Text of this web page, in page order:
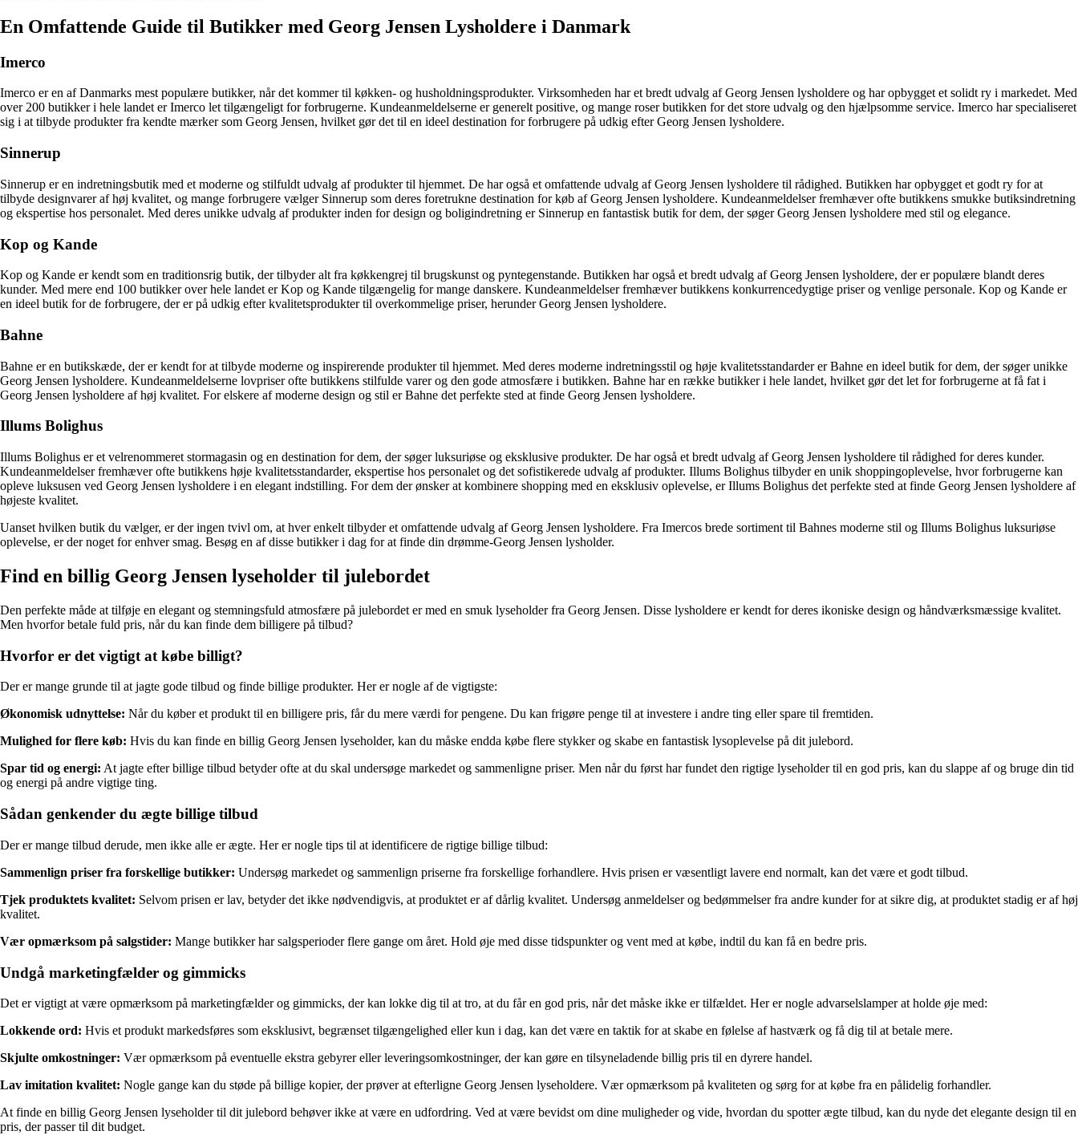
En Omfattende Guide til Butikker med Georg Jensen Lysholdere i Danmark
Imerco
Imerco er en af Danmarks mest populære butikker, når det kommer til køkken- og husholdningsprodukter. Virksomheden har et bredt udvalg af Georg Jensen lysholdere og har opbygget et solidt ry i markedet. Med
over 200 butikker i hele landet er Imerco let tilgængeligt for forbrugerne. Kundeanmeldelserne er generelt positive, og mange roser butikken for det store udvalg og den hjælpsomme service. Imerco har specialiseret
sig i at tilbyde produkter fra kendte mærker som Georg Jensen, hvilket gør det til en ideel destination for forbrugere på udkig efter Georg Jensen lysholdere.
Sinnerup
Sinnerup er en indretningsbutik med et moderne og stilfuldt udvalg af produkter til hjemmet. De har også et omfattende udvalg af Georg Jensen lysholdere til rådighed. Butikken har opbygget et godt ry for at
tilbyde designvarer af høj kvalitet, og mange forbrugere vælger Sinnerup som deres foretrukne destination for køb af Georg Jensen lysholdere. Kundeanmeldelser fremhæver ofte butikkens smukke butiksindretning
og ekspertise hos personalet. Med deres unikke udvalg af produkter inden for design og boligindretning er Sinnerup en fantastisk butik for dem, der søger Georg Jensen lysholdere med stil og elegance.
Kop og Kande
Kop og Kande er kendt som en traditionsrig butik, der tilbyder alt fra køkkengrej til brugskunst og pyntegenstande. Butikken har også et bredt udvalg af Georg Jensen lysholdere, der er populære blandt deres
kunder. Med mere end 100 butikker over hele landet er Kop og Kande tilgængelig for mange danskere. Kundeanmeldelser fremhæver butikkens konkurrencedygtige priser og venlige personale. Kop og Kande er
en ideel butik for de forbrugere, der er på udkig efter kvalitetsprodukter til overkommelige priser, herunder Georg Jensen lysholdere.
Bahne
Bahne er en butikskæde, der er kendt for at tilbyde moderne og inspirerende produkter til hjemmet. Med deres moderne indretningsstil og høje kvalitetsstandarder er Bahne en ideel butik for dem, der søger unikke
Georg Jensen lysholdere. Kundeanmeldelserne lovpriser ofte butikkens stilfulde varer og den gode atmosfære i butikken. Bahne har en række butikker i hele landet, hvilket gør det let for forbrugerne at få fat i
Georg Jensen lysholdere af høj kvalitet. For elskere af moderne design og stil er Bahne det perfekte sted at finde Georg Jensen lysholdere.
Illums Bolighus
Illums Bolighus er et velrenommeret stormagasin og en destination for dem, der søger luksuriøse og eksklusive produkter. De har også et bredt udvalg af Georg Jensen lysholdere til rådighed for deres kunder.
Kundeanmeldelser fremhæver ofte butikkens høje kvalitetsstandarder, ekspertise hos personalet og det sofistikerede udvalg af produkter. Illums Bolighus tilbyder en unik shoppingoplevelse, hvor forbrugerne kan
opleve luksusen ved Georg Jensen lysholdere i en elegant indstilling. For dem der ønsker at kombinere shopping med en eksklusiv oplevelse, er Illums Bolighus det perfekte sted at finde Georg Jensen lysholdere af
højeste kvalitet.
Uanset hvilken butik du vælger, er der ingen tvivl om, at hver enkelt tilbyder et omfattende udvalg af Georg Jensen lysholdere. Fra Imercos brede sortiment til Bahnes moderne stil og Illums Bolighus luksuriøse
oplevelse, er der noget for enhver smag. Besøg en af disse butikker i dag for at finde din drømme-Georg Jensen lysholder.
Find en billig Georg Jensen lyseholder til julebordet
Den perfekte måde at tilføje en elegant og stemningsfuld atmosfære på julebordet er med en smuk lyseholder fra Georg Jensen. Disse lysholdere er kendt for deres ikoniske design og håndværksmæssige kvalitet.
Men hvorfor betale fuld pris, når du kan finde dem billigere på tilbud?
Hvorfor er det vigtigt at købe billigt?
Der er mange grunde til at jagte gode tilbud og finde billige produkter. Her er nogle af de vigtigste:
Økonomisk udnyttelse: Når du køber et produkt til en billigere pris, får du mere værdi for pengene. Du kan frigøre penge til at investere i andre ting eller spare til fremtiden.
Mulighed for flere køb: Hvis du kan finde en billig Georg Jensen lyseholder, kan du måske endda købe flere stykker og skabe en fantastisk lysoplevelse på dit julebord.
Spar tid og energi: At jagte efter billige tilbud betyder ofte at du skal undersøge markedet og sammenligne priser. Men når du først har fundet den rigtige lyseholder til en god pris, kan du slappe af og bruge din tid
og energi på andre vigtige ting.
Sådan genkender du ægte billige tilbud
Der er mange tilbud derude, men ikke alle er ægte. Her er nogle tips til at identificere de rigtige billige tilbud:
Sammenlign priser fra forskellige butikker: Undersøg markedet og sammenlign priserne fra forskellige forhandlere. Hvis prisen er væsentligt lavere end normalt, kan det være et godt tilbud.
Tjek produktets kvalitet: Selvom prisen er lav, betyder det ikke nødvendigvis, at produktet er af dårlig kvalitet. Undersøg anmeldelser og bedømmelser fra andre kunder for at sikre dig, at produktet stadig er af høj
kvalitet.
Vær opmærksom på salgstider: Mange butikker har salgsperioder flere gange om året. Hold øje med disse tidspunkter og vent med at købe, indtil du kan få en bedre pris.
Undgå marketingfælder og gimmicks
Det er vigtigt at være opmærksom på marketingfælder og gimmicks, der kan lokke dig til at tro, at du får en god pris, når det måske ikke er tilfældet. Her er nogle advarselslamper at holde øje med:
Lokkende ord: Hvis et produkt markedsføres som eksklusivt, begrænset tilgængelighed eller kun i dag, kan det være en taktik for at skabe en følelse af hastværk og få dig til at betale mere.
Skjulte omkostninger: Vær opmærksom på eventuelle ekstra gebyrer eller leveringsomkostninger, der kan gøre en tilsyneladende billig pris til en dyrere handel.
Lav imitation kvalitet: Nogle gange kan du støde på billige kopier, der prøver at efterligne Georg Jensen lyseholdere. Vær opmærksom på kvaliteten og sørg for at købe fra en pålidelig forhandler.
At finde en billig Georg Jensen lyseholder til dit julebord behøver ikke at være en udfordring. Ved at være bevidst om dine muligheder og vide, hvordan du spotter ægte tilbud, kan du nyde det elegante design til en
pris, der passer til dit budget.